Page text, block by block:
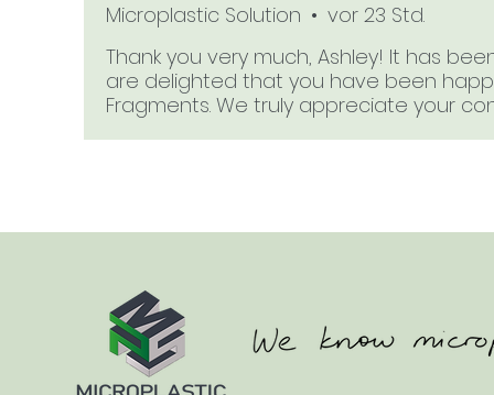
Microplastic Solution • vor 23 Std.
Thank you very much, Ashley! It has
are delighted that you have been
Fragments. We truly appreciate your